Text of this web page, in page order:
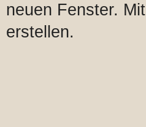
neuen Fenster. Mit
erstellen.